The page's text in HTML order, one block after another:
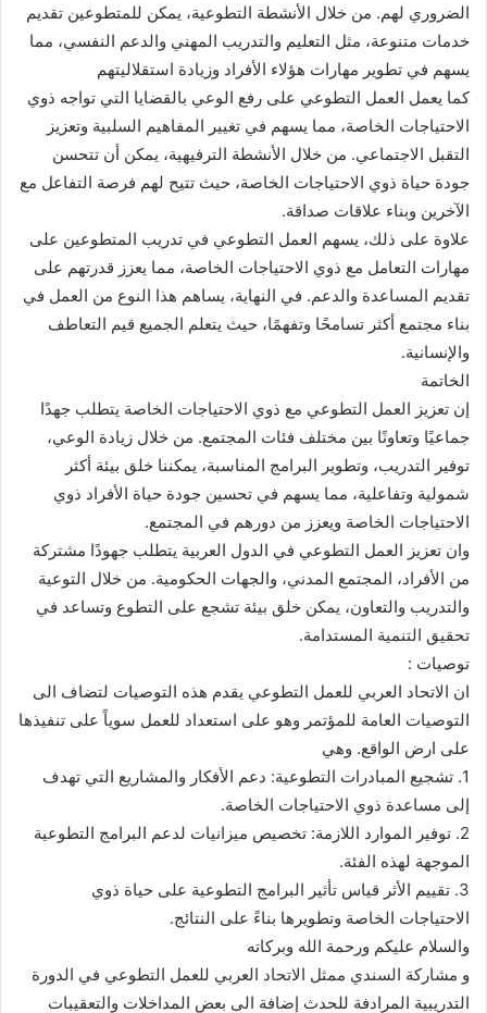
الضروري لهم. من خلال الأنشطة التطوعية، يمكن للمتطوعين تقديم
خدمات متنوعة، مثل التعليم والتدريب المهني والدعم النفسي، مما
يسهم في تطوير مهارات هؤلاء الأفراد وزيادة استقلاليتهم
كما يعمل العمل التطوعي على رفع الوعي بالقضايا التي تواجه ذوي
الاحتياجات الخاصة، مما يسهم في تغيير المفاهيم السلبية وتعزيز
التقبل الاجتماعي. من خلال الأنشطة الترفيهية، يمكن أن تتحسن
جودة حياة ذوي الاحتياجات الخاصة، حيث تتيح لهم فرصة التفاعل مع
الآخرين وبناء علاقات صداقة.
علاوة على ذلك، يسهم العمل التطوعي في تدريب المتطوعين على
مهارات التعامل مع ذوي الاحتياجات الخاصة، مما يعزز قدرتهم على
تقديم المساعدة والدعم. في النهاية، يساهم هذا النوع من العمل في
بناء مجتمع أكثر تسامحًا وتفهمًا، حيث يتعلم الجميع قيم التعاطف
والإنسانية.
الخاتمة
إن تعزيز العمل التطوعي مع ذوي الاحتياجات الخاصة يتطلب جهدًا
جماعيًا وتعاونًا بين مختلف فئات المجتمع. من خلال زيادة الوعي،
توفير التدريب، وتطوير البرامج المناسبة، يمكننا خلق بيئة أكثر
شمولية وتفاعلية، مما يسهم في تحسين جودة حياة الأفراد ذوي
الاحتياجات الخاصة ويعزز من دورهم في المجتمع.
وان تعزيز العمل التطوعي في الدول العربية يتطلب جهودًا مشتركة
من الأفراد، المجتمع المدني، والجهات الحكومية. من خلال التوعية
والتدريب والتعاون، يمكن خلق بيئة تشجع على التطوع وتساعد في
تحقيق التنمية المستدامة.
توصيات :
ان الاتحاد العربي للعمل التطوعي يقدم هذه التوصيات لتضاف الى
التوصيات العامة للمؤتمر وهو على استعداد للعمل سوياً على تنفيذها
على ارض الواقع. وهي
1. تشجيع المبادرات التطوعية: دعم الأفكار والمشاريع التي تهدف
إلى مساعدة ذوي الاحتياجات الخاصة.
2. توفير الموارد اللازمة: تخصيص ميزانيات لدعم البرامج التطوعية
الموجهة لهذه الفئة.
3. تقييم الأثر قياس تأثير البرامج التطوعية على حياة ذوي
الاحتياجات الخاصة وتطويرها بناءً على النتائج.
والسلام عليكم ورحمة الله وبركاته
و مشاركة السندي ممثل الاتحاد العربي للعمل التطوعي في الدورة
التدريبية المرادفة للحدث إضافة الى بعض المداخلات والتعقيبات